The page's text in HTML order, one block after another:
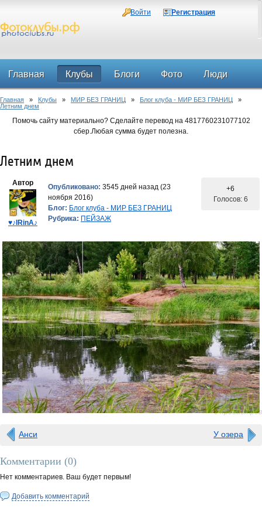
Войти Регистрация
Главная Клубы Блоги Фото Люди
Форум
Главная » Клубы » МИР БЕЗ ГРАНИЦ » Блог клуба - МИР БЕЗ ГРАНИЦ »
Летним днем
Помочь сайту материально? Сделайте перевод на 4817760231077102
сбер.Любая сумма будет полезна.
Летним днем
Автор
♥♪IRinA♪
Опубликовано: 3545 дней назад (23
ноября 2016)
Блог: Блог клуба - МИР БЕЗ ГРАНИЦ
Рубрика: ПЕЙЗАЖ
+6
Голосов: 6
0 просмотров
Анси У озера
Комментарии (0)
Нет комментариев. Ваш будет первым!
Добавить комментарий